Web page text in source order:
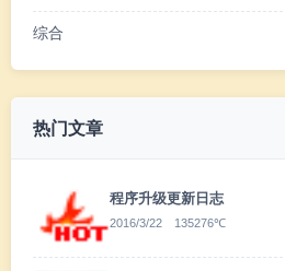
综合
热门文章
程序升级更新日志
2016/3/22 135276℃